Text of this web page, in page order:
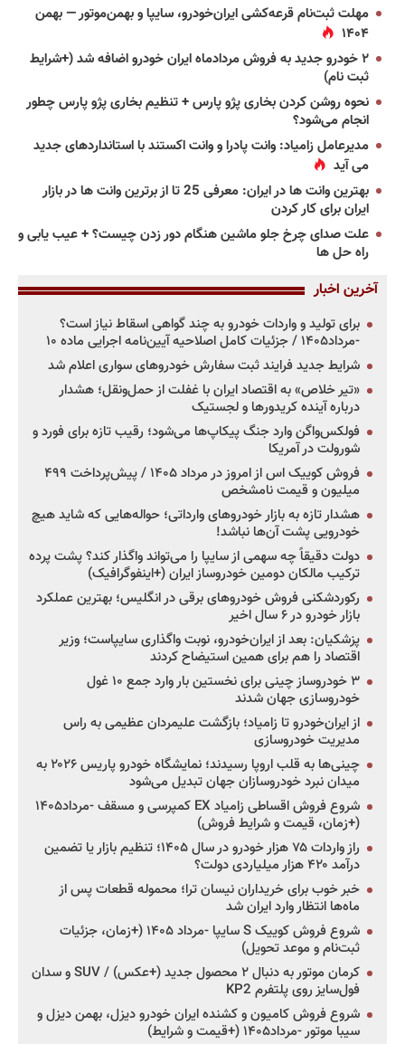
مهلت ثبت‌نام قرعه‌کشی ایران‌خودرو، سایپا و بهمن‌موتور — بهمن
۱۴۰۴
۲ خودرو جدید به فروش مردادماه ایران خودرو اضافه شد (+شرایط
ثبت نام)
نحوه روشن کردن بخاری پژو پارس + تنظیم بخاری پژو پارس چطور
انجام می‌شود؟
مدیرعامل زامیاد: وانت پادرا و وانت اکستند با استانداردهای جدید
می آید
بهترین وانت ها در ایران: معرفی 25 تا از برترین وانت ها در بازار
ایران برای کار کردن
علت صدای چرخ جلو ماشین هنگام دور زدن چیست؟ + عیب یابی و
راه حل ها
آخرین اخبار
برای تولید و واردات خودرو به چند گواهی اسقاط نیاز است؟
-مرداد۱۴۰۵ / جزئیات کامل اصلاحیه آیین‌نامه اجرایی ماده ۱۰
شرایط جدید فرایند ثبت سفارش خودروهای سواری اعلام شد
«تیر خلاص» به اقتصاد ایران با غفلت از حمل‌ونقل؛ هشدار
درباره آینده کریدورها و لجستیک
فولکس‌واگن وارد جنگ پیکاپ‌ها می‌شود؛ رقیب تازه برای فورد و
شورولت در آمریکا
فروش کوییک اس از امروز در مرداد ۱۴۰۵ / پیش‌پرداخت ۴۹۹
میلیون و قیمت نامشخص
هشدار تازه به بازار خودروهای وارداتی؛ حواله‌هایی که شاید هیچ
خودرویی پشت آن‌ها نباشد!
دولت دقیقاً چه سهمی از سایپا را می‌تواند واگذار کند؟ پشت پرده
ترکیب مالکان دومین خودروساز ایران (+اینفوگرافیک)
رکوردشکنی فروش خودروهای برقی در انگلیس؛ بهترین عملکرد
بازار خودرو در ۶ سال اخیر
پزشکیان: بعد از ایران‌خودرو، نوبت واگذاری سایپاست؛ وزیر
اقتصاد را هم برای همین استیضاح کردند
۳ خودروساز چینی برای نخستین بار وارد جمع ۱۰ غول
خودروسازی جهان شدند
از ایران‌خودرو تا زامیاد؛ بازگشت علیمردان عظیمی به راس
مدیریت خودروسازی
چینی‌ها به قلب اروپا رسیدند؛ نمایشگاه خودرو پاریس ۲۰۲۶ به
میدان نبرد خودروسازان جهان تبدیل می‌شود
شروع فروش اقساطی زامیاد EX کمپرسی و مسقف -مرداد۱۴۰۵
(+زمان، قیمت و شرایط فروش)
راز واردات ۷۵ هزار خودرو در سال ۱۴۰۵؛ تنظیم بازار یا تضمین
درآمد ۴۲۰ هزار میلیاردی دولت؟
خبر خوب برای خریداران نیسان ترا؛ محموله قطعات پس از
ماه‌ها انتظار وارد ایران شد
شروع فروش کوییک S سایپا -مرداد ۱۴۰۵ (+زمان، جزئیات
ثبت‌نام و موعد تحویل)
کرمان موتور به دنبال ۲ محصول جدید (+عکس) / SUV و سدان
فول‌سایز روی پلتفرم KP2
شروع فروش کامیون و کشنده ایران خودرو دیزل، بهمن دیزل و
سیبا موتور -مرداد۱۴۰۵ (+قیمت و شرایط)